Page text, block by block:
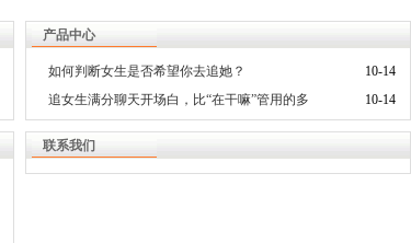
产品中心
如何判断女生是否希望你去追她？
10-14
追女生满分聊天开场白，比“在干嘛”管用的多
10-14
联系我们